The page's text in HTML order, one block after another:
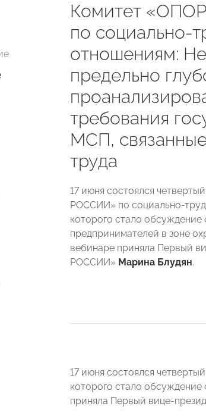
Комитет
по социально-
отношениям:
предельно
требования
МСП,
труда
17 июня состоялся
РОССИИ» по социально-
которого стало
предпринимателей в зоне
вебинаре приняла Первый
РОССИИ» Марина Блудян.
17 июня состоялся
которого стало
приняла Первый вице-